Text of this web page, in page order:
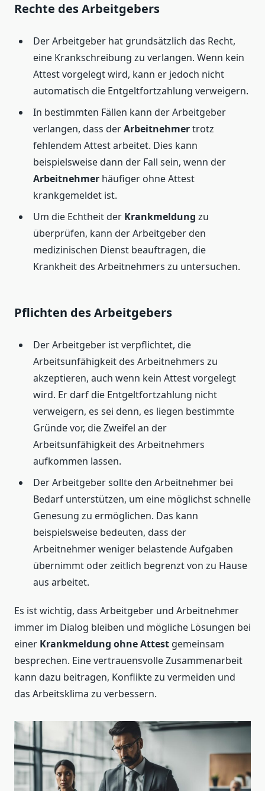
Rechte des Arbeitgebers
Der Arbeitgeber hat grundsätzlich das Recht,
eine Krankschreibung zu verlangen. Wenn kein
Attest vorgelegt wird, kann er jedoch nicht
automatisch die Entgeltfortzahlung verweigern.
In bestimmten Fällen kann der Arbeitgeber
verlangen, dass derArbeitnehmertrotz
fehlendem Attest arbeitet. Dies kann
beispielsweise dann der Fall sein, wenn der
Arbeitnehmer häufiger ohne Attest
krankgemeldet ist.
Um die Echtheit der Krankmeldung zu
überprüfen, kann der Arbeitgeber den
medizinischen Dienst beauftragen, die
Krankheit des Arbeitnehmers zu untersuchen.
Pflichten des Arbeitgebers
Der Arbeitgeber ist verpflichtet, die
Arbeitsunfähigkeit des Arbeitnehmers zu
akzeptieren, auch wenn kein Attest vorgelegt
wird. Er darf die Entgeltfortzahlung nicht
verweigern, es sei denn, es liegen bestimmte
Gründe vor, die Zweifel an der
Arbeitsunfähigkeit des Arbeitnehmers
aufkommen lassen.
Der Arbeitgeber sollte den Arbeitnehmer bei
Bedarf unterstützen, um eine möglichst schnelle
Genesung zu ermöglichen. Das kann
beispielsweise bedeuten, dass der
Arbeitnehmer weniger belastende Aufgaben
übernimmt oder zeitlich begrenzt von zu Hause
aus arbeitet.
Es ist wichtig, dass Arbeitgeber und Arbeitnehmer
immer im Dialog bleiben und mögliche Lösungen bei
einer Krankmeldung ohne Attest gemeinsam
besprechen. Eine vertrauensvolle Zusammenarbeit
kann dazu beitragen, Konflikte zu vermeiden und
das Arbeitsklima zu verbessern.